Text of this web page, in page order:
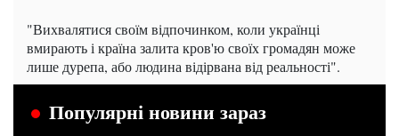
"Вихвалятися своїм відпочинком, коли українці
вмирають і країна залита кров'ю своїх громадян може
лише дурепа, або людина відірвана від реальності".
Популярні новини зараз